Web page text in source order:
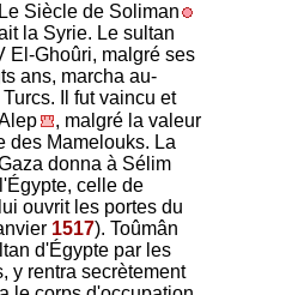
Le Siècle de Soliman
la Syrie. Le sultan
El-Ghoûri, malgré ses
ans, marcha au-
Il fut vaincu et
, malgré la valeur
des Mamelouks. La
donna à Sélim
celle de
ouvrit les portes du
1517). Toûmân
d'Égypte par les
y rentra secrètement